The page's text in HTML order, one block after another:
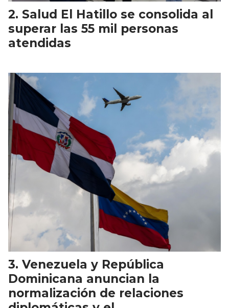
Salud El Hatillo se consolida al
superar las 55 mil personas
atendidas
Venezuela y República
Dominicana anuncian la
normalización de relaciones